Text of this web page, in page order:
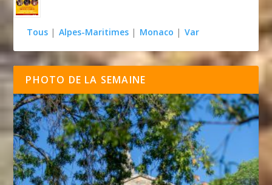
Tous | Alpes-Maritimes | Monaco | Var
PHOTO DE LA SEMAINE